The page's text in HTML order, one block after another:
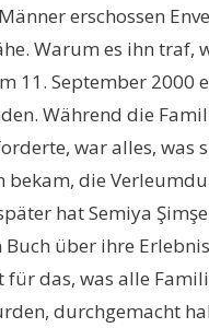
erschossen
Warum es ihn traf,
11. September 2000
Während die
war alles, was
bekam, die
hat Semiya
Buch über ihre
für das, was alle
durchgemacht